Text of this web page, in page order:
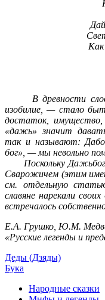
Как
В древности слово
изобилие, — стало
достаток, имущество,
«дажь» значит
так и называют:
бог», — мы невольно
Поскольку Дажьбог
Сварожичем (этим
см. отдельную
славяне нарекали
встречалось
Е.А. Грушко, Ю.М.
«Русские легенды и
Деды (Дзяды)
Бука
Народные сказки